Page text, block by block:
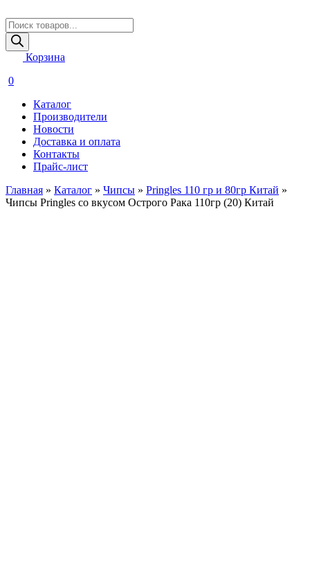
Поиск
товаров
Корзина
0
Каталог
Производители
Новости
Доставка и оплата
Контакты
Прайс-лист
Главная » Каталог » Чипсы » Pringles 110 гр и 80гр Китай »
Чипсы Pringles со вкусом Острого Рака 110гр (20) Китай